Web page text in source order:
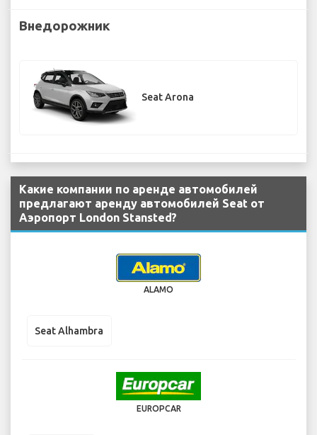
Внедорожник
Seat Arona
Какие компании по аренде автомобилей
предлагают аренду автомобилей Seat от
Аэропорт London Stansted?
ALAMO
Seat Alhambra
EUROPCAR